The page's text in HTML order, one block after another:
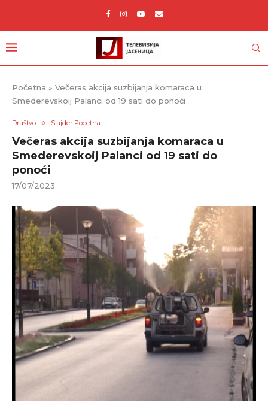
Početna » Večeras akcija suzbijanja komaraca u
Smederevskoij Palanci od 19 sati do ponoći
Društvo Slajder Pocetna
Večeras akcija suzbijanja komaraca u
Smederevskoij Palanci od 19 sati do
ponoći
17/07/2023